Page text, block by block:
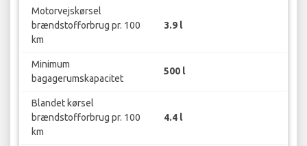
Motorvejskørsel
brændstofforbrug pr. 100
km
3.9 l
Minimum
bagagerumskapacitet
500 l
Blandet kørsel
brændstofforbrug pr. 100
km
4.4 l